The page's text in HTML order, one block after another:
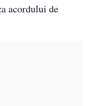
acordului de